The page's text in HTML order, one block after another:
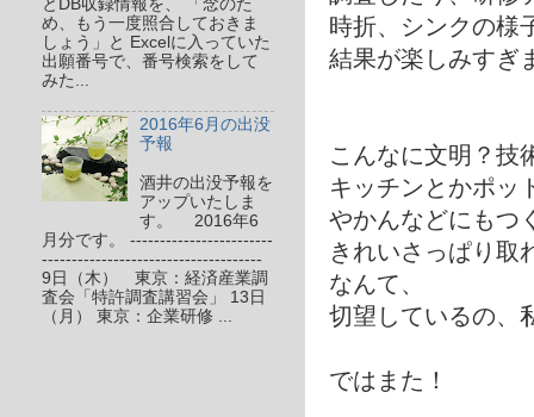
時折、シンクの様
結果が楽しみす
こんなに文明？技
キッチンとかポッ
やかんなどにもつ
きれいさっぱり取
なんて、
切望しているの、
ではまた！
とDB収録情報を、 「念のた
め、もう一度照合しておきま
しょう」と Excelに入っていた
出願番号で、番号検索をして
みた...
2016年6月の出没
予報
酒井の出没予報を
アップいたしま
す。 2016年6
月分です。 ------------------------
-------------------------------------
9日（木） 東京：経済産業調
査会「特許調査講習会」 13日
（月） 東京：企業研修 ...